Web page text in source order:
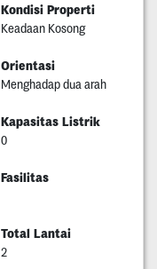
Kondisi Properti
Keadaan Kosong
Orientasi
Menghadap dua arah
Kapasitas Listrik
0
Fasilitas
Total Lantai
2